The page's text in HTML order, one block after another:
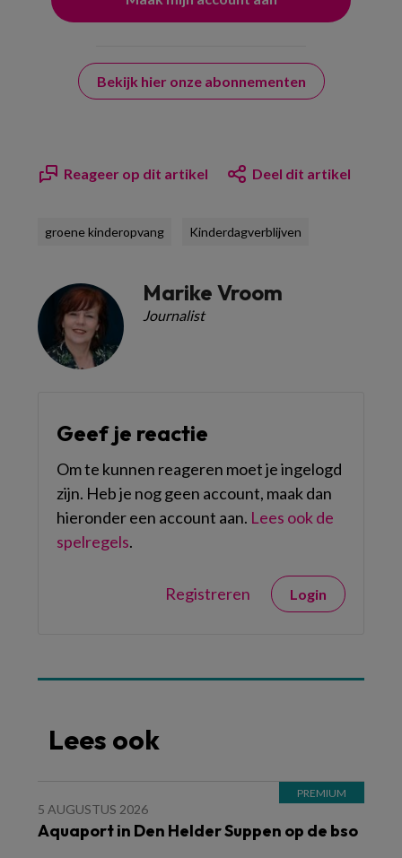
Bekijk hier onze abonnementen
Reageer op dit artikel Deel dit artikel
groene kinderopvang Kinderdagverblijven
Marike Vroom
Journalist
Geef je reactie
Om te kunnen reageren moet je ingelogd
zijn. Heb je nog geen account, maak dan
hieronder een account aan. Lees ook de
spelregels.
Registreren Login
Lees ook
5 AUGUSTUS 2026
Aquaport in Den Helder Suppen op de bso